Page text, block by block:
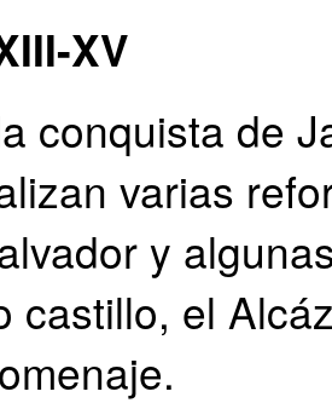
XV
conquista de
varias
y
castillo, el